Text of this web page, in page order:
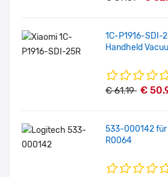
1C-P1916-SDI-
Handheld
€ 61.19 €
533-000142
R0064